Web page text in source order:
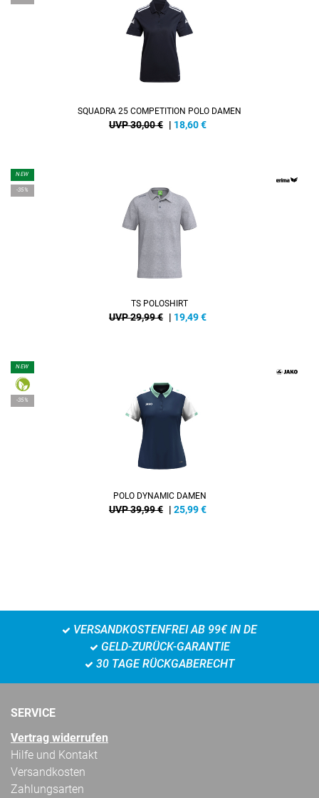
SQUADRA 25 COMPETITION POLO DAMEN
UVP 30,00 € | 18,60€
NEW
-35%
TS POLOSHIRT
UVP 29,99 € | 19,49€
NEW
-35%
POLO DYNAMIC DAMEN
UVP 39,99 € | 25,99€
VERSANDKOSTENFREI AB 99€ IN DE
GELD-ZURÜCK-GARANTIE
30 TAGE RÜCKGABERECHT
SERVICE
Vertrag widerrufen
Hilfe und Kontakt
Versandkosten
Zahlungsarten